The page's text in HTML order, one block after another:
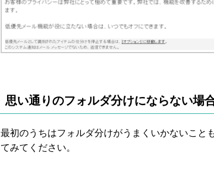
思い通りのフォルダ分けにならない場
最初のうちはフォルダ分けがうまくいかないこと
てみてください。